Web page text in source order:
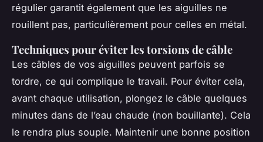
régulier garantit également que les aiguilles ne
rouillent pas, particulièrement pour celles en métal.
Techniques pour éviter les torsions de câble
Les câbles de vos aiguilles peuvent parfois se
tordre, ce qui complique le travail. Pour éviter cela,
avant chaque utilisation, plongez le câble quelques
minutes dans de l’eau chaude (non bouillante). Cela
le rendra plus souple. Maintenir une bonne position